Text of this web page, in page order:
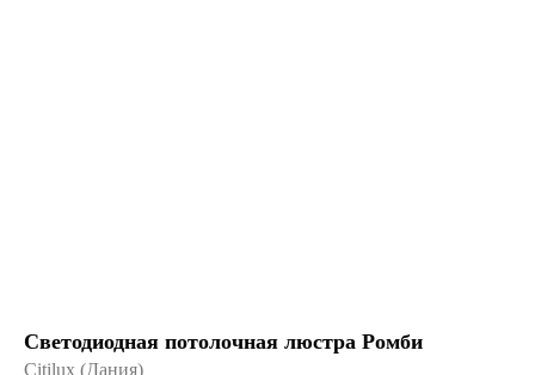
Светодиодная потолочная люстра Ромби
Citilux (Дания)